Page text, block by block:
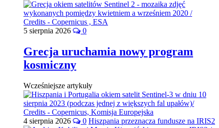
5 sierpnia 2026 0
Grecja uruchamia nowy program
kosmiczny
Wcześniejsze artykuły
4 sierpnia 2026 0 Hiszpania przeznacza fundusze na IRIS2